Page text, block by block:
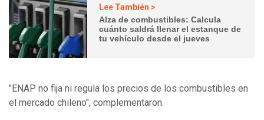
Lee También >
Alza de combustibles: Calcula
cuánto saldrá llenar el estanque de
tu vehículo desde el jueves
"ENAP no fija ni regula los precios de los combustibles en
el mercado chileno", complementaron.